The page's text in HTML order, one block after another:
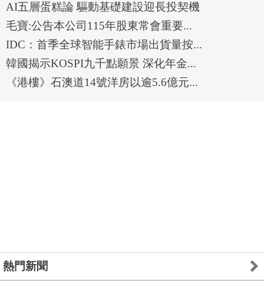
AI五層蛋糕論 驅動基礎建設迎長投契機
毛寶:公告本公司115年股東常會重要...
IDC：首季全球智能手錶市場出貨量按...
韓國揭示KOSPI九千點願景 深化年金...
《港樓》石澳道14號洋房以逾5.6億元...
熱門新聞